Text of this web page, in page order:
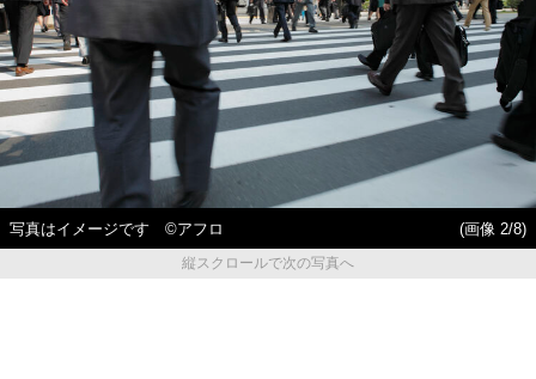
写真はイメージです ©アフロ
(画像 2/8)
縦スクロールで次の写真へ